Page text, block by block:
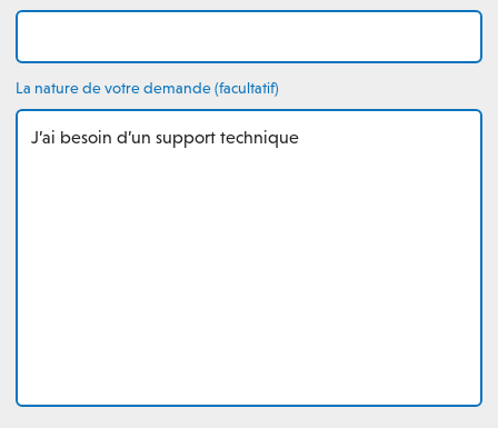
La nature de votre demande (facultatif)